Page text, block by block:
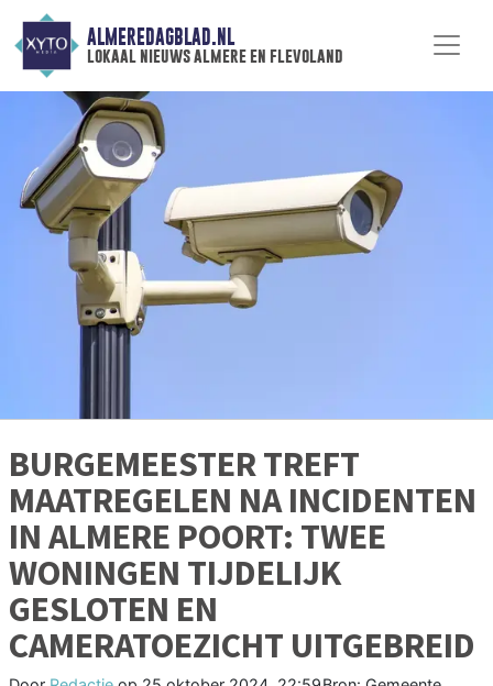
ALMEREDAGBLAD.NL
lokaal nieuws almere en flevoland
BURGEMEESTER TREFT
MAATREGELEN NA INCIDENTEN
IN ALMERE POORT: TWEE
WONINGEN TIJDELIJK
GESLOTEN EN
CAMERATOEZICHT UITGEBREID